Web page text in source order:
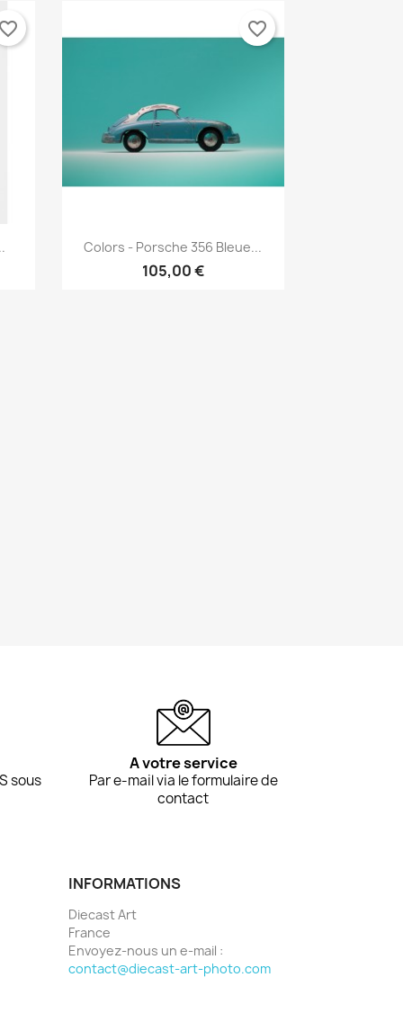
favorite_border
Aperçu rapide
Colors - Porsche 356 Bleue...
105,00 €
favorite_border
sous
A votre service
Par e-mail via le formulaire de
contact
INFORMATIONS
Diecast Art
France
Envoyez-nous un e-mail :
contact@diecast-art-photo.com